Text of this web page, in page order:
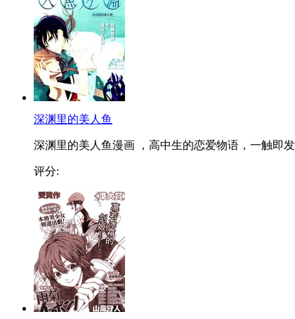
深渊里的美人鱼
深渊里的美人鱼漫画 ，高中生的恋爱物语，一触即
评分: